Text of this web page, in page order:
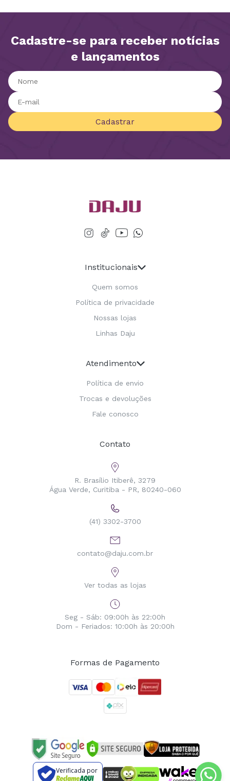
Cadastre-se para receber notícias
e lançamentos
Cadastrar
Institucionais
Quem somos
Política de privacidade
Nossas lojas
Linhas Daju
Atendimento
Política de envio
Trocas e devoluções
Fale conosco
Contato
R. Brasílio Itiberê, 3279
Água Verde, Curitiba - PR, 80240-060
(41) 3302-3700
contato@daju.com.br
Ver todas as lojas
Seg - Sáb: 09:00h às 22:00h
Dom - Feriados: 10:00h às 20:00h
Formas de Pagamento
Verificada por